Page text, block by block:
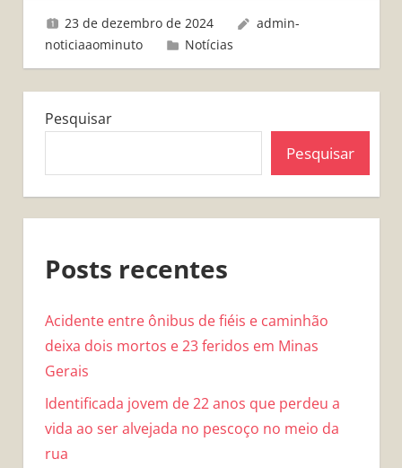
23 de dezembro de 2024
admin-
noticiaaominuto
Notícias
Pesquisar
Pesquisar
Posts recentes
Acidente entre ônibus de fiéis e caminhão
deixa dois mortos e 23 feridos em Minas
Gerais
Identificada jovem de 22 anos que perdeu a
vida ao ser alvejada no pescoço no meio da
rua